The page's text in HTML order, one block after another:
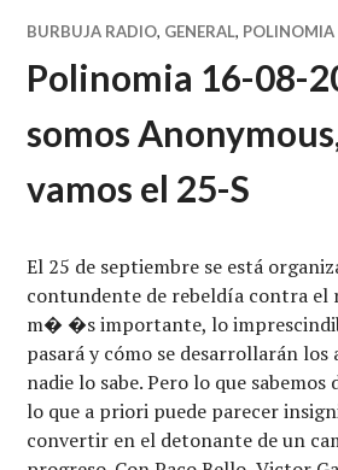
BURBUJA RADIO, GENERAL, POLINOMIA
Polinomia 16-08-
somos
vamos el 25-S
El 25 de septiembre se está
contundente de rebeldía contra el
m� �s importante, lo
pasará y cómo se desarrollarán
nadie lo sabe. Pero lo que sabemos
lo que a priori puede parecer
convertir en el detonante de un